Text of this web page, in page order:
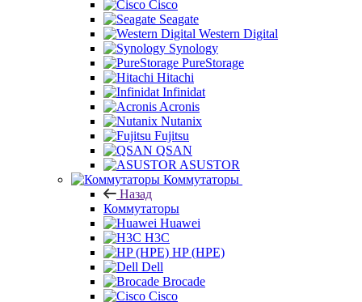
Cisco
Seagate
Western Digital
Synology
PureStorage
Hitachi
Infinidat
Acronis
Nutanix
Fujitsu
QSAN
ASUSTOR
Коммутаторы
Назад
Коммутаторы
Huawei
H3C
HP (HPE)
Dell
Brocade
Cisco